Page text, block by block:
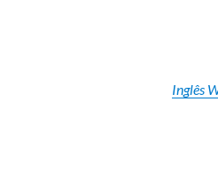
Inglês